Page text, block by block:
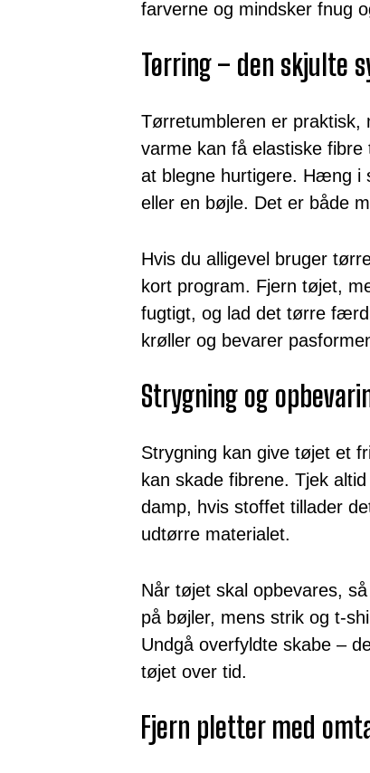
farverne og mindsker fnug
Tørring – den skjulte
Tørretumbleren er praktisk,
varme kan få elastiske
at blegne hurtigere. Hæng i
eller en bøjle. Det er både
Hvis du alligevel bruger
kort program. Fjern tøjet,
fugtigt, og lad det tørre
krøller og bevarer
Strygning og
Strygning kan give tøjet et
kan skade fibrene. Tjek
damp, hvis stoffet tillader
udtørre materialet.
Når tøjet skal opbevares,
på bøjler, mens strik og t-
Undgå overfyldte skabe –
tøjet over tid.
Fjern pletter med